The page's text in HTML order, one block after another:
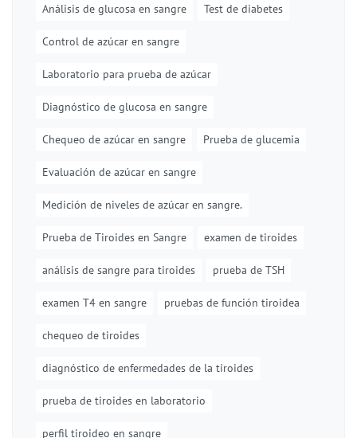
Análisis de glucosa en sangre Test de diabetes
Control de azúcar en sangre
Laboratorio para prueba de azúcar
Diagnóstico de glucosa en sangre
Chequeo de azúcar en sangre Prueba de glucemia
Evaluación de azúcar en sangre
Medición de niveles de azúcar en sangre.
Prueba de Tiroides en Sangre examen de tiroides
análisis de sangre para tiroides prueba de TSH
examen T4 en sangre pruebas de función tiroidea
chequeo de tiroides
diagnóstico de enfermedades de la tiroides
prueba de tiroides en laboratorio
perfil tiroideo en sangre